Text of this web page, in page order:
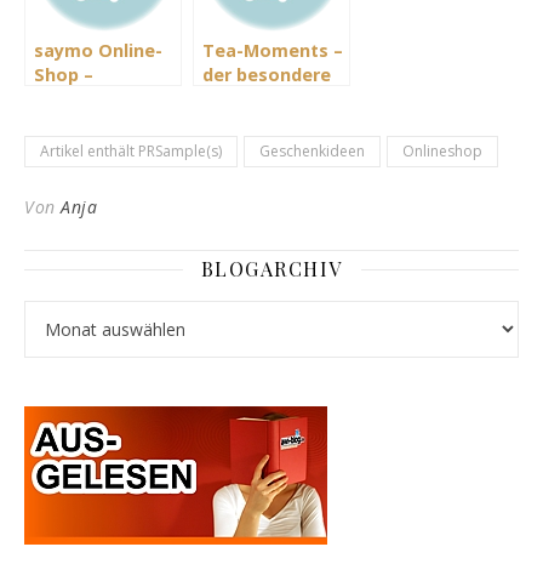
saymo Online-
Shop –
kaufen
Tea-Moments –
der besondere
Artikel enthält PRSample(s) Geschenkideen Onlineshop
VonAnja
BLOGARCHIV